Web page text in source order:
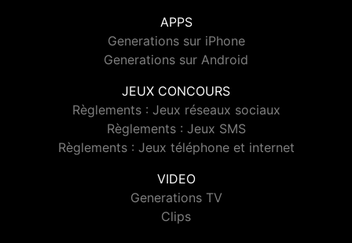
APPS
Generations sur iPhone
Generations sur Android
JEUX CONCOURS
Règlements : Jeux réseaux sociaux
Règlements : Jeux SMS
Règlements : Jeux téléphone et internet
VIDEO
Generations TV
Clips